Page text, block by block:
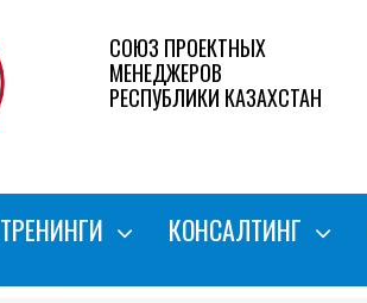
СОЮЗ ПРОЕКТНЫХ
МЕНЕДЖЕРОВ
РЕСПУБЛИКИ КАЗАХСТАН
ТРЕНИНГИ КОНСАЛТИНГ